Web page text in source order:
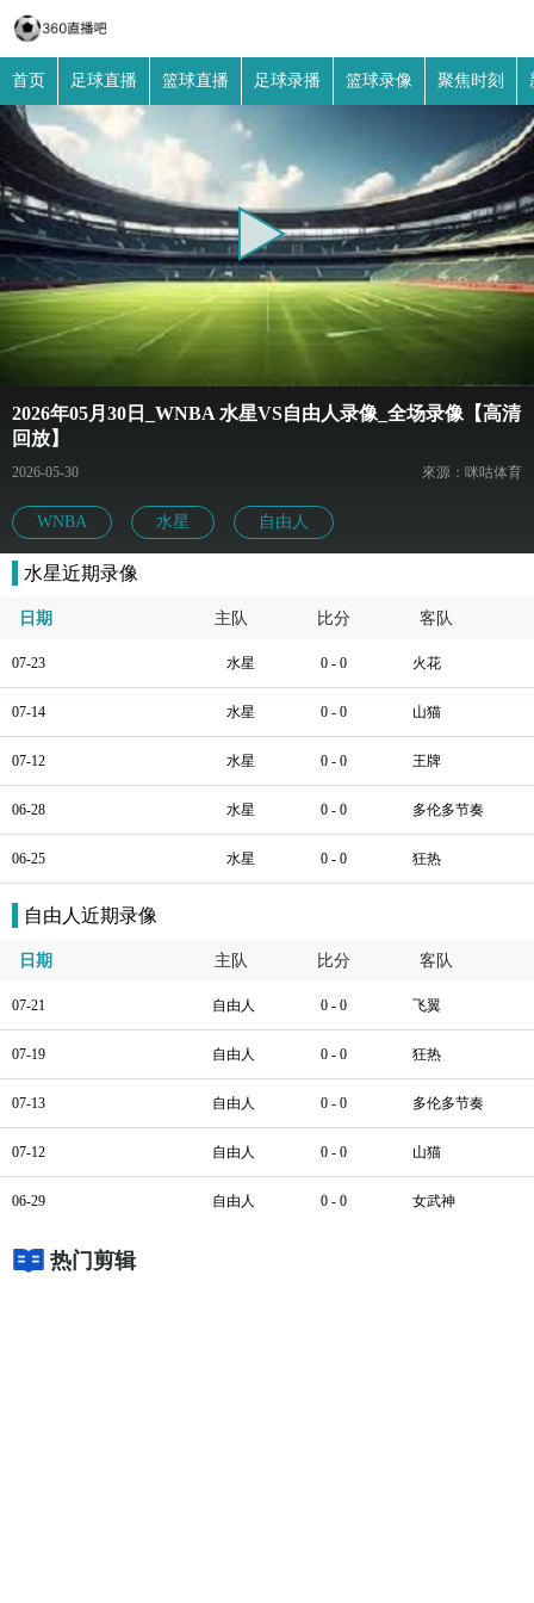
首页 足球直播 篮球直播 足球录播 篮球录像 聚焦时刻
2026年05月30日_WNBA 水星VS自由人录像_全场录像【高清
回放】
2026-05-30 來源：咪咕体育
WNBA 水星 自由人
水星近期录像
日期 主队 比分 客队
07-23 水星 0 - 0 火花
07-14 水星 0 - 0 山猫
07-12 水星 0 - 0 王牌
06-28 水星 0 - 0 多伦多节奏
06-25 水星 0 - 0 狂热
自由人近期录像
日期 主队 比分 客队
07-21 自由人 0 - 0 飞翼
07-19 自由人 0 - 0 狂热
07-13 自由人 0 - 0 多伦多节奏
07-12 自由人 0 - 0 山猫
06-29 自由人 0 - 0 女武神
热门剪辑